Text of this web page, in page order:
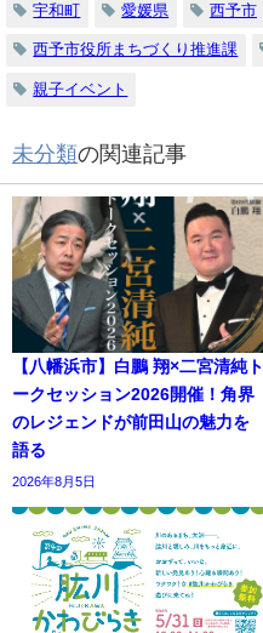
宇和町 愛媛県 西予市
西予市役所まちづくり推進課
親子イベント
未分類の関連記事
【八幡浜市】白鵬 翔×二宮清純ト
ークセッション2026開催！角界
のレジェンドが前田山の魅力を
語る
2026年8月5日